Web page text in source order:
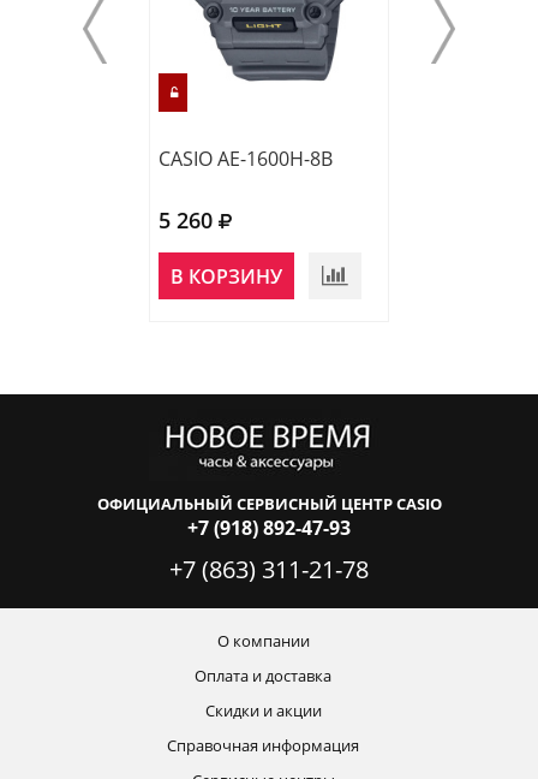
CASIO AE-1600H-8B
5 260
В КОРЗИНУ
ОФИЦИАЛЬНЫЙ СЕРВИСНЫЙ ЦЕНТР CASIO
+7 (918) 892-47-93
+7 (863) 311-21-78
О компании
Оплата и доставка
Скидки и акции
Справочная информация